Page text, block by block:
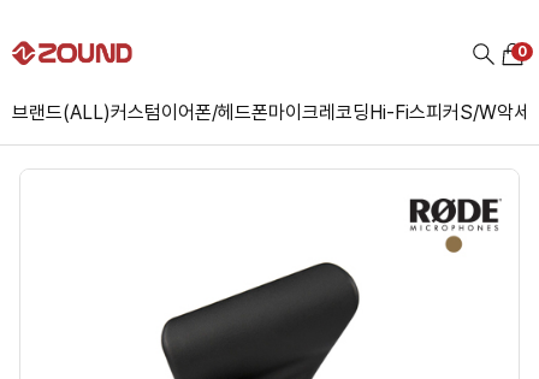
브랜드(ALL)커스텀이어폰/헤드폰마이크레코딩Hi-Fi스피커S/W악세
0